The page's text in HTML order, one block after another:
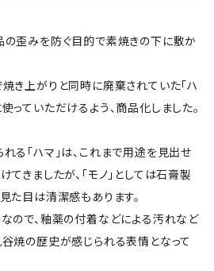
の歪みを防ぐ目的で素焼きの下に敷か
き上がりと同時に廃棄されていた「ハ
っていただけるよう、商品化しました。
る「ハマ」は、これまで用途を見出せ
きましたが、「モノ」としては石膏製
た目は清潔感もあります。
ので、釉薬の付着などによる汚れなど
焼の歴史が感じられる表情となって